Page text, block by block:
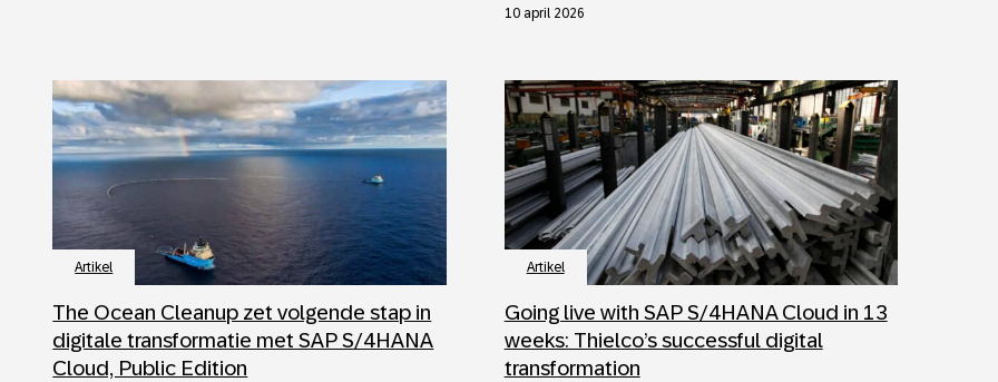
10 april 2026
Artikel
The Ocean Cleanup zet volgende stap in
digitale transformatie met SAP S/4HANA
Cloud, Public Edition
Artikel
Going live with SAP S/4HANA Cloud in 13
weeks: Thielco’s successful digital
transformation